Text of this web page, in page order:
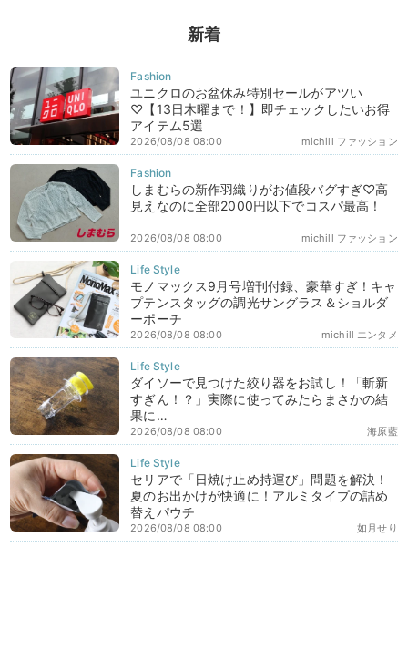
新着
ユニクロのお盆休み特別セールがアツい
♡【13日木曜まで！】即チェックしたいお得
アイテム5選
michill ファッション
2026/08/08 08:00
しまむらの新作羽織りがお値段バグすぎ♡高
見えなのに全部2000円以下でコスパ最高！
michill ファッション
2026/08/08 08:00
モノマックス9月号増刊付録、豪華すぎ！キャ
プテンスタッグの調光サングラス＆ショルダ
ーポーチ
michill エンタメ
2026/08/08 08:00
ダイソーで見つけた絞り器をお試し！「斬新
すぎん！？」実際に使ってみたらまさかの結
果に…
海原藍
2026/08/08 08:00
セリアで「日焼け止め持運び」問題を解決！
夏のお出かけが快適に！アルミタイプの詰め
替えパウチ
如月せり
2026/08/08 08:00